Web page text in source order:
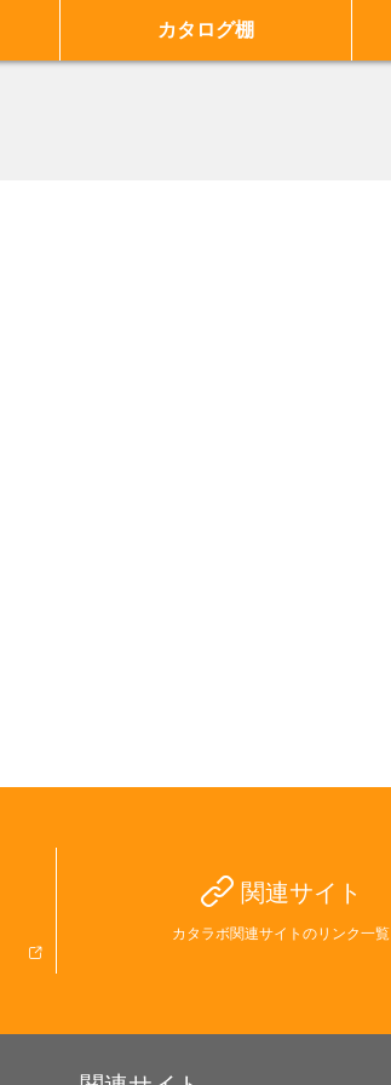
カタログ棚
関連サイト
カタラボ関連サイトのリンク一覧